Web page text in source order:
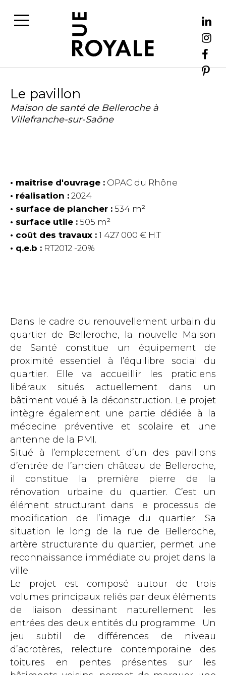
Le pavillon
Maison de santé de Belleroche à
Villefranche-sur-Saône
maîtrise d'ouvrage : OPAC du Rhône
réalisation : 2024
surface de plancher : 534 m²
surface utile : 505 m²
coût des travaux : 1 427 000 € H.T
q.e.b : RT2012 -20%
Dans le cadre du renouvellement urbain du
quartier de Belleroche, la nouvelle Maison
de Santé constitue un équipement de
proximité essentiel à l’équilibre social du
quartier. Elle va accueillir les praticiens
libéraux situés actuellement dans un
bâtiment voué à la déconstruction. Le projet
intègre également une partie dédiée à la
médecine préventive et scolaire et une
antenne de la PMI.
Situé à l’emplacement d’un des pavillons
d’entrée de l’ancien château de Belleroche,
il constitue la première pierre de la
rénovation urbaine du quartier. C’est un
élément structurant dans le processus de
modification de l’image du quartier. Sa
situation le long de la rue de Belleroche,
artère structurante du quartier, permet une
reconnaissance immédiate du projet dans la
ville.
Le projet est composé autour de trois
volumes principaux reliés par deux éléments
de liaison dessinant naturellement les
entrées des deux entités du programme. Un
jeu subtil de différences de niveau
d’acrotères, relecture contemporaine des
toitures en pentes présentes sur les